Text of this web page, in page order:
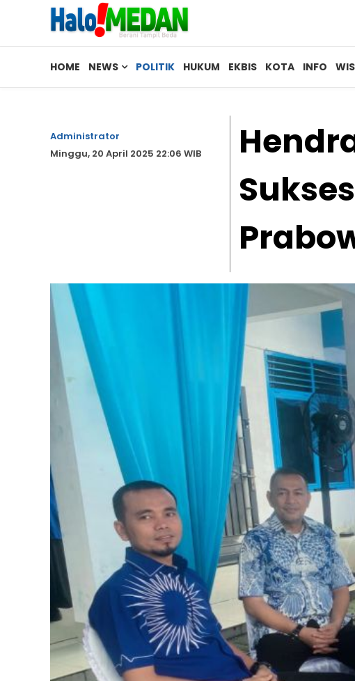
HOME NEWS POLITIK HUKUM EKBIS KOTA INFO
Administrator
Minggu, 20 April 2025 22:06 WIB